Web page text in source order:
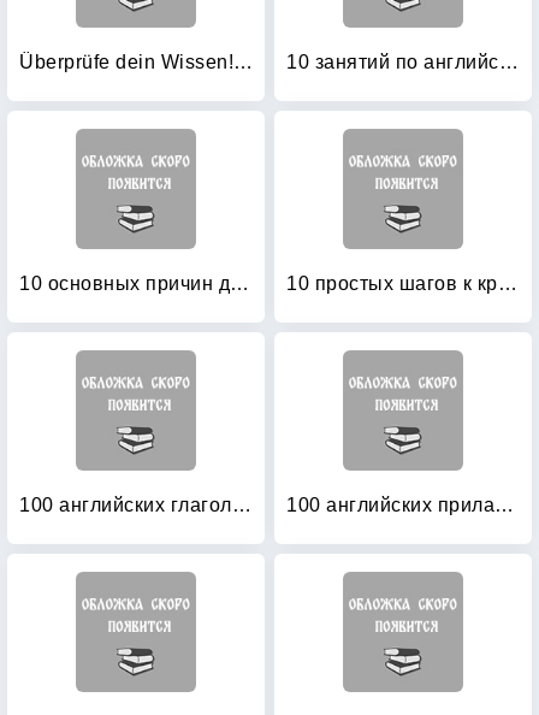
Überprüfe dein Wissen! Deutsch 2: Klasse 10 занятий по английскому: Пособие для преподавания и для занятий на курсах английского языка Александра Драгункина
10 основных причин для изучения для иностранного языка (английский язык) 10 простых шагов к красивому и правильному письму
100 английских глаголов: 1000 фразеологизмов. Ключ к суперпамяти 100 английских прилагательных: 1000 фразеологизмов